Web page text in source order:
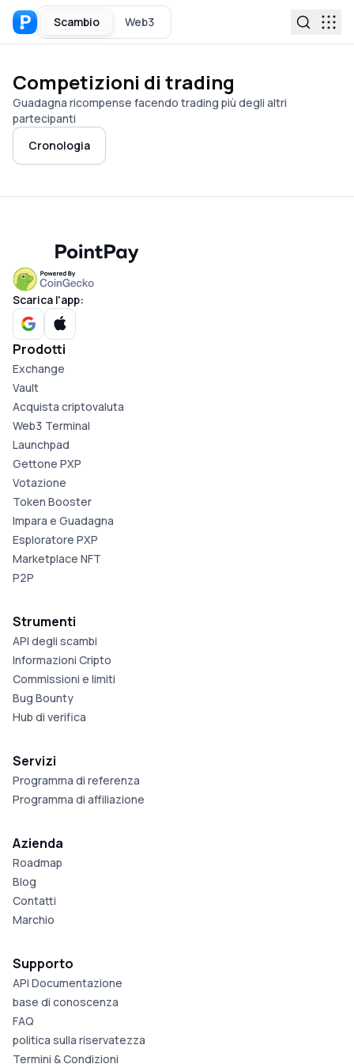
Scambio Web3
Competizioni di trading
Guadagna ricompense facendo trading più degli altri
partecipanti
Cronologia
Scarica l'app:
Prodotti
Exchange
Vault
Acquista criptovaluta
Web3 Terminal
Launchpad
Gettone PXP
Votazione
Token Booster
Impara e Guadagna
Esploratore PXP
Marketplace NFT
P2P
Strumenti
API degli scambi
Informazioni Cripto
Commissioni e limiti
Bug Bounty
Hub di verifica
Servizi
Programma di referenza
Programma di affiliazione
Azienda
Roadmap
Blog
Contatti
Marchio
Supporto
API Documentazione
base di conoscenza
FAQ
politica sulla riservatezza
Termini & Condizioni